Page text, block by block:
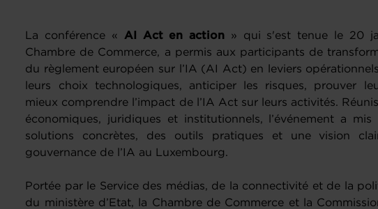
La conférence « AI Act en action » qui s'est tenue le 20
Chambre de Commerce, a permis aux participants de
du règlement européen sur l’IA (AI Act) en leviers
leurs choix technologiques, anticiper les risques, prouver
mieux comprendre l’impact de l’IA Act sur leurs activités.
économiques, juridiques et institutionnels, l’événement a mis
solutions concrètes, des outils pratiques et une vision
gouvernance de l’IA au Luxembourg.
Portée par le Service des médias, de la connectivité et de la
du ministère d’Etat, la Chambre de Commerce et la